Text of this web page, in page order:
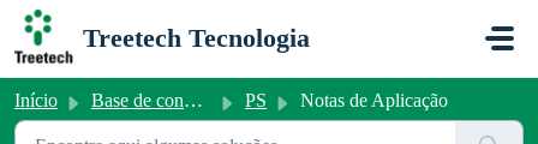
Ir para o conteúdo principal
Treetech Tecnologia
Início Base de conhecimento PS Notas de Aplicação